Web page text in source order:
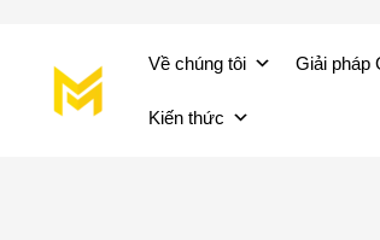
Về chúng tôi Giải pháp
Kiến thức